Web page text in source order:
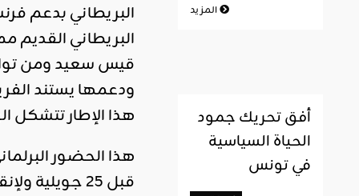
البريطاني بدعم
البريطاني القديم
قيس سعيد ومن
ودعمها يستند
هذا الإطار تتشكل
هذا الحضور
قبل 25
المزيد
أفق تحريك جمود
الحياة السياسية
في تونس